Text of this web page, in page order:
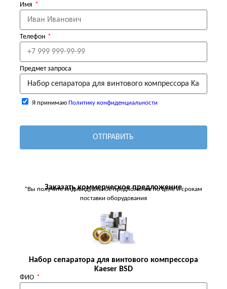
Имя
Телефон
Предмет запроса
Я принимаю Политику конфиденциальности
ОТПРАВИТЬ
Заказать коммерческое предложение
*Вы получите индивидуальное предложение по цене и срокам
поставки оборудования
Набор сепаратора для винтового компрессора
Kaeser BSD
ФИО